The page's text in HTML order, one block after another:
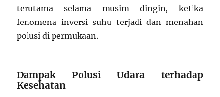
terutama selama musim dingin, ketika
fenomena inversi suhu terjadi dan menahan
polusi di permukaan.
Dampak Polusi Udara terhadap
Kesehatan